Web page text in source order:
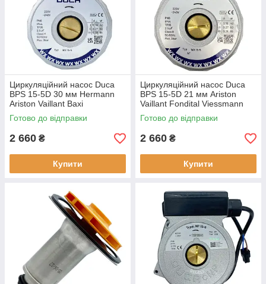
Циркуляційний насос Duca
BPS 15-5D 30 мм Hermann
Ariston Vaillant Baxi
Viessmann Saunier Duval
Junkers
Готово до відправки
2 660 ₴
Купити
Циркуляційний насос Duca
BPS 15-5D 21 мм Ariston
Vaillant Fondital Viessmann
Saunier Duval Ferroli 15/5-3
Готово до відправки
2 660 ₴
Купити